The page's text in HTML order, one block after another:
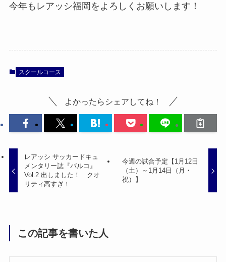
今年もレアッシ福岡をよろしくお願いします！
スクールコース
よかったらシェアしてね！
レアッシ サッカードキュ
メンタリー誌『バルコ』
Vol.2 出しました！ クオ
リティ高すぎ！
今週の試合予定【1月12日
（土）～1月14日（月・
祝）】
この記事を書いた人